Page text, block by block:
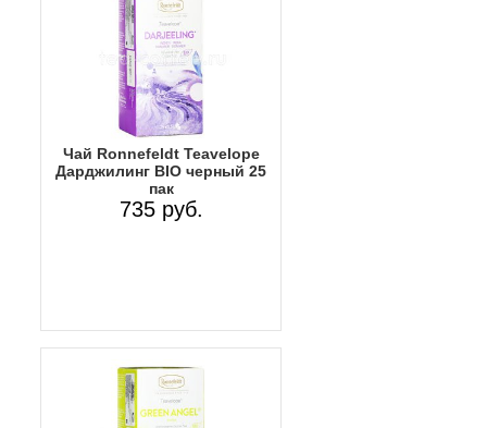
Чай Ronnefeldt Teavelope
Дарджилинг BIO черный 25
пак
735 руб.